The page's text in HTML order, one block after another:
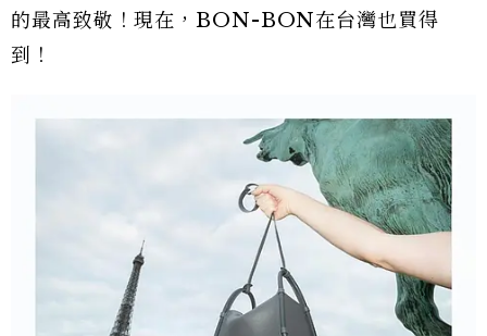
的最高致敬！現在，BON-BON在台灣也買得
到！